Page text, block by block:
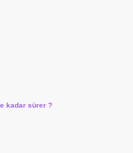
kadar sürer ?